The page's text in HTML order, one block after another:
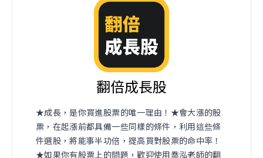
翻倍成長股
★成長，是你買進股票的唯一理由！★會大漲的股
票，在起漲前都具備一些同樣的條件，利用這些條
件選股，將能事半功倍，提高買對股票的命中率！
★如果你有股票上的問題，歡迎使用喬泓老師的翻